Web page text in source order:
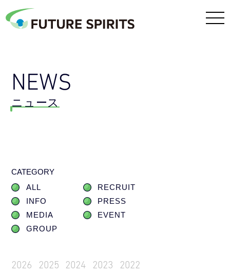
NEWS
ニュース
CATEGORY
ALL
RECRUIT
INFO
PRESS
MEDIA
EVENT
GROUP
2026 2025 2024 2023
2022